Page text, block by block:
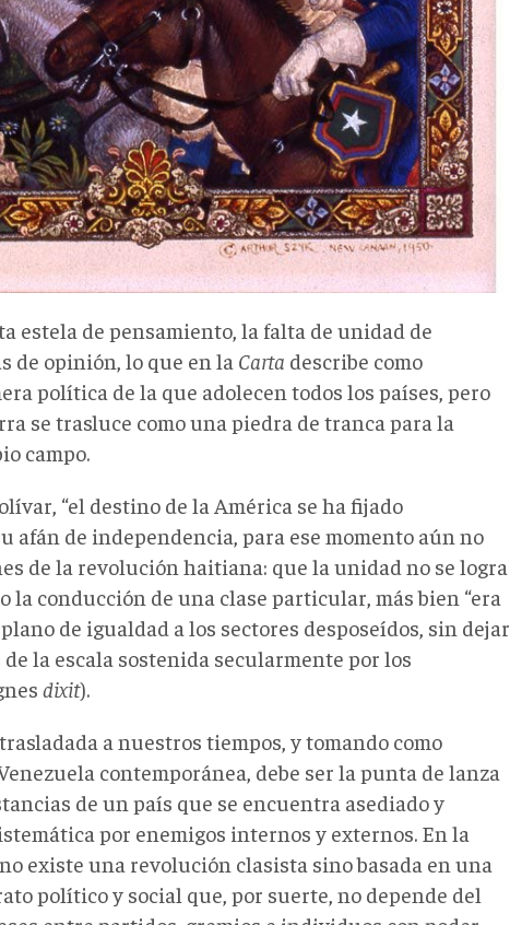
estela de pensamiento, la falta de unidad de
de opinión, lo que en la Carta describe como
política de la que adolecen todos los países, pero
se trasluce como una piedra de tranca para la
campo.
“el destino de la América se ha fijado
afán de independencia, para ese momento aún no
de la revolución haitiana: que la unidad no se logra
la conducción de una clase particular, más bien “era
de igualdad a los sectores desposeídos, sin dejar
la escala sostenida secularmente por los
dixit).
a nuestros tiempos, y tomando como
contemporánea, debe ser la punta de lanza
de un país que se encuentra asediado y
por enemigos internos y externos. En la
existe una revolución clasista sino basada en una
político y social que, por suerte, no depende del